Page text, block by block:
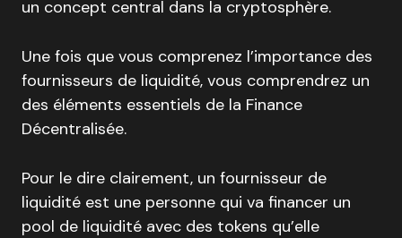
un concept central dans la cryptosphère.
Une fois que vous comprenez l’importance des
fournisseurs de liquidité, vous comprendrez un
des éléments essentiels de la Finance
Décentralisée.
Pour le dire clairement, un fournisseur de
liquidité est une personne qui va financer un
pool de liquidité avec des tokens qu’elle